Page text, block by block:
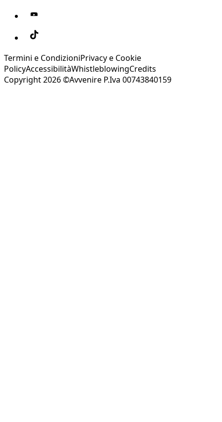
Termini e CondizioniPrivacy e Cookie
PolicyAccessibilitàWhistleblowingCredits
Copyright 2026 ©Avvenire P.Iva 00743840159